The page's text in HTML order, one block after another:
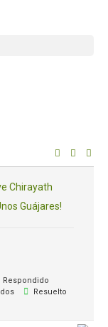
Chirayath
Guájares!
Respondido
Resuelto